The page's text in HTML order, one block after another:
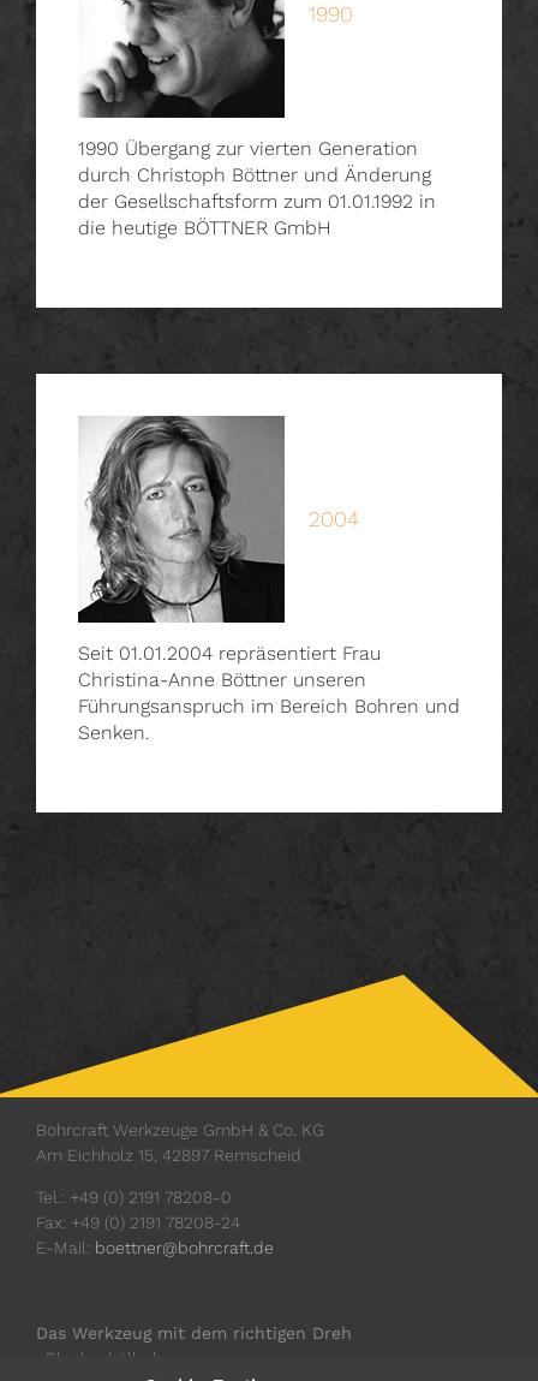
1990
1990 Übergang zur vierten Generation
durch Christoph Böttner und Änderung
der Gesellschaftsform zum 01.01.1992 in
die heutige BÖTTNER GmbH
2004
Seit 01.01.2004 repräsentiert Frau
Christina-Anne Böttner unseren
Führungsanspruch im Bereich Bohren und
Senken.
Bohrcraft Werkzeuge GmbH & Co. KG
Am Eichholz 15, 42897 Remscheid
Tel.: +49 (0) 2191 78208-0
Fax: +49 (0) 2191 78208-24
E-Mail: boettner@bohrcraft.de
Das Werkzeug mit dem richtigen Dreh
∙ Blechschälbohrer